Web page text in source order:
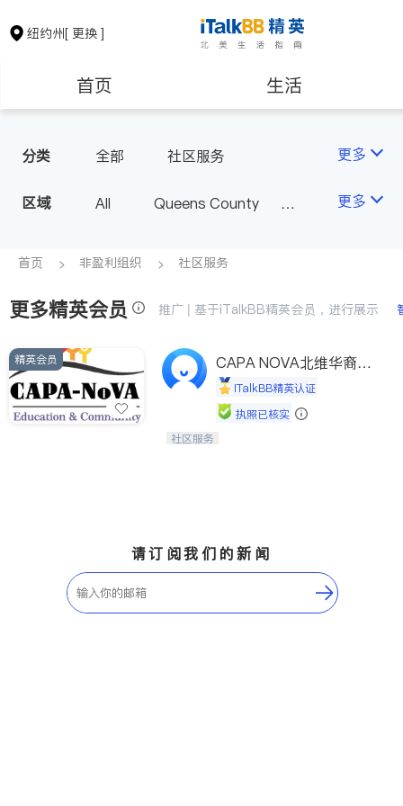
纽约州[ 更换 ]
首页 生活
保险理财 房地产租售
银行贷款
建筑装修 教育
养老 非盈利组织
分类 全部 社区服务 更多
区域 All
Queens County
Long Island
Bronx County
Buffalo & Syracuse
Westchester County & Orange
County
Albany
更多
首页 非盈利组织 社区服务
更多精英会员 推广 | 基于iTalkBB精英会员，进行展示
精英会员
CAPA NOVA北维华裔家
长会iTalkBB精英认证
执照已核实
连接家长与社会，赋能孩子与下一代，
社区服务
请订阅我们的新闻